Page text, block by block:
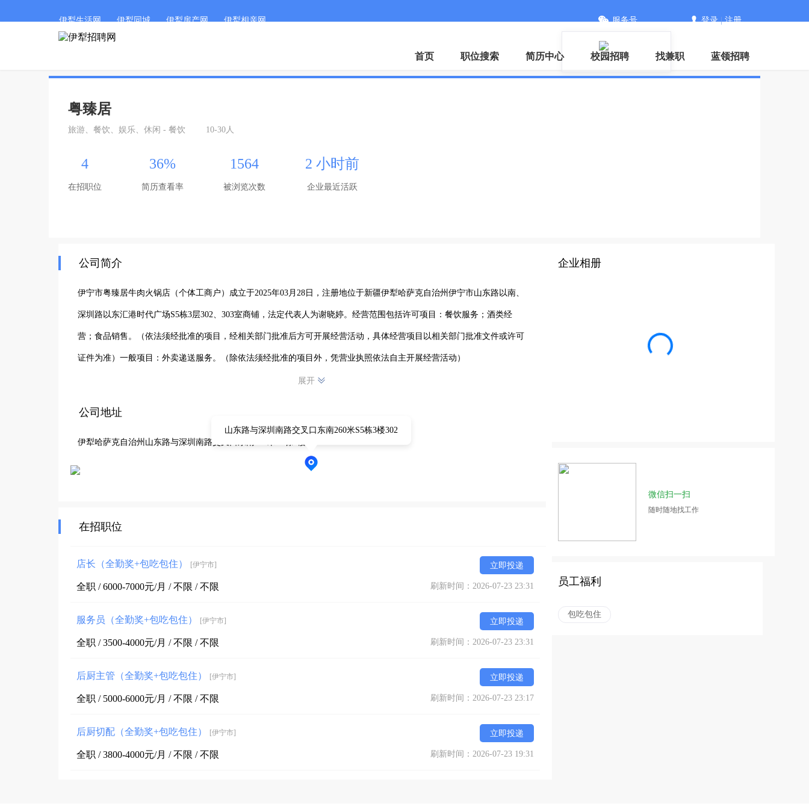
伊犁生活网 伊犁同城 伊犁房产网 伊犁相亲网 服务号 登录|注册
首页 职位搜索 简历中心 校园招聘 找兼职 蓝领招聘
粤臻居
旅游、餐饮、娱乐、休闲 - 餐饮 10-30人
4
在招职位
36%
简历查看率
1564
被浏览次数
2 小时前
企业最近活跃
公司简介
伊宁市粤臻居牛肉火锅店（个体工商户）成立于2025年03月28日，注册地位于新疆伊犁哈萨克自治州伊宁市山东路以南、
深圳路以东汇港时代广场S5栋3层302、303室商铺，法定代表人为谢晓婷。经营范围包括许可项目：餐饮服务；酒类经
营；食品销售。（依法须经批准的项目，经相关部门批准后方可开展经营活动，具体经营项目以相关部门批准文件或许可
证件为准）一般项目：外卖递送服务。（除依法须经批准的项目外，凭营业执照依法自主开展经营活动）
展开
公司地址
伊犁哈萨克自治州山东路与深圳南路交叉口东南260米S5栋3楼302
山东路与深圳南路交叉口东南260米S5栋3楼302
在招职位
店长（全勤奖+包吃包住） [伊宁市] 立即投递
全职 / 6000-7000元/月 / 不限 / 不限 刷新时间：2026-07-23 23:31
服务员（全勤奖+包吃包住） [伊宁市] 立即投递
全职 / 3500-4000元/月 / 不限 / 不限 刷新时间：2026-07-23 23:31
后厨主管（全勤奖+包吃包住） [伊宁市] 立即投递
全职 / 5000-6000元/月 / 不限 / 不限 刷新时间：2026-07-23 23:17
后厨切配（全勤奖+包吃包住） [伊宁市] 立即投递
全职 / 3800-4000元/月 / 不限 / 不限 刷新时间：2026-07-23 19:31
企业相册
微信扫一扫
随时随地找工作
员工福利
包吃包住